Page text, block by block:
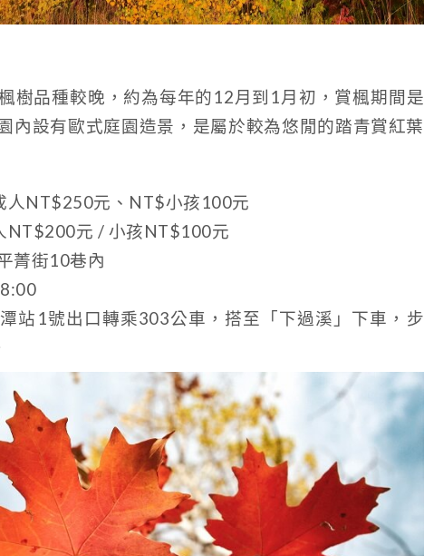
樹品種較晚，約為每年的12月到1月初，賞楓期間是
內設有歐式庭園造景，是屬於較為悠閒的踏青賞紅葉
人NT$250元、NT$小孩100元
NT$200元 / 小孩NT$100元
菁街10巷內
站1號出口轉乘303公車，搭至「下過溪」下車，步